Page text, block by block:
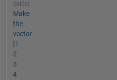
Gelöst
Make
the
vector
[1
2
3
4